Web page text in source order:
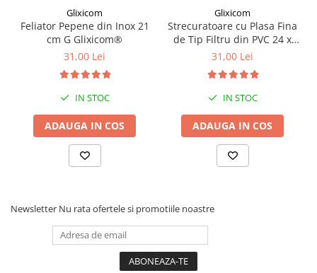
unic, astfel incat sa poti desface orice tip de capac,
mai mic sau mai mare.
Glixicom
Feliator Pepene din Inox 21
cm G Glixicom®
31,00 Lei
IN STOC
ADAUGA IN COS
Glixicom
Strecuratoare cu Plasa Fina
de Tip Filtru din PVC 24 x
14, 5 cm Glixicom
31,00 Lei
IN STOC
ADAUGA IN COS
Newsletter Nu rata ofertele si promotiile noastre